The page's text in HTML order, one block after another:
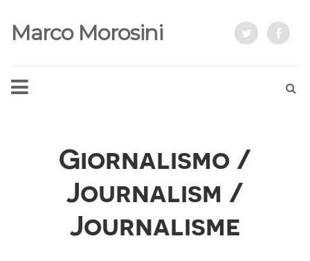
Marco Morosini
Giornalismo /
Journalism /
Journalisme